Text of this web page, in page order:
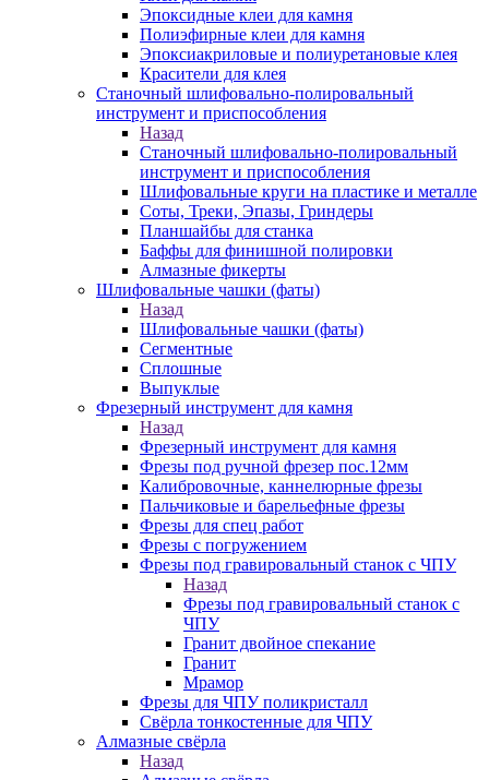
Эпоксидные клеи для камня
Полиэфирные клеи для камня
Эпоксиакриловые и полиуретановые клея
Красители для клея
Станочный шлифовально-полировальный
инструмент и приспособления
Назад
Станочный шлифовально-полировальный
инструмент и приспособления
Шлифовальные круги на пластике и металле
Соты, Треки, Эпазы, Гриндеры
Планшайбы для станка
Баффы для финишной полировки
Алмазные фикерты
Шлифовальные чашки (фаты)
Назад
Шлифовальные чашки (фаты)
Сегментные
Сплошные
Выпуклые
Фрезерный инструмент для камня
Назад
Фрезерный инструмент для камня
Фрезы под ручной фрезер пос.12мм
Калибровочные, каннелюрные фрезы
Пальчиковые и барельефные фрезы
Фрезы для спец работ
Фрезы с погружением
Фрезы под гравировальный станок с ЧПУ
Назад
Фрезы под гравировальный станок с
ЧПУ
Гранит двойное спекание
Гранит
Мрамор
Фрезы для ЧПУ поликристалл
Свёрла тонкостенные для ЧПУ
Алмазные свёрла
Назад